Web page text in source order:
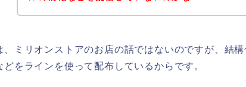
、ミリオンストアのお店の話ではないのですが、結
どをラインを使って配布しているからです。